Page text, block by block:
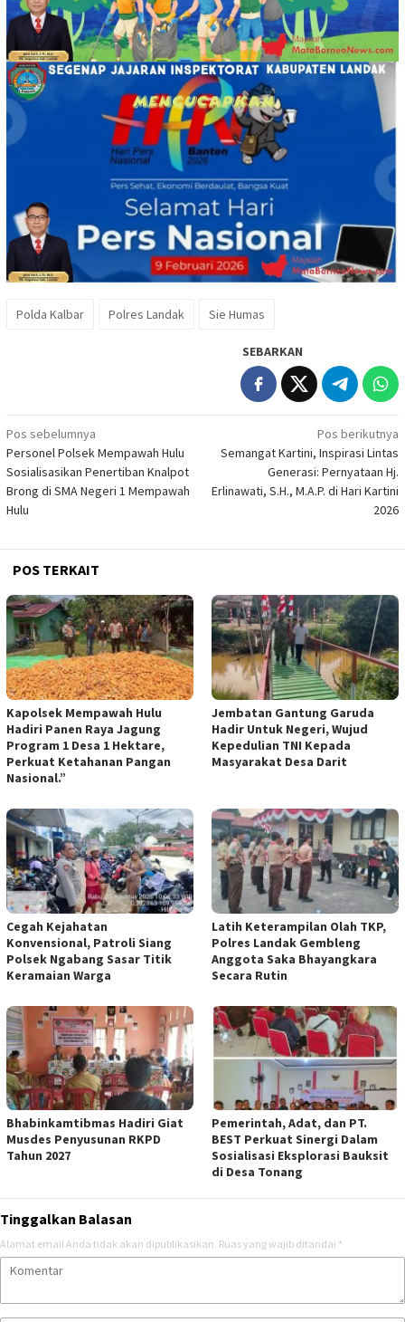
Polda Kalbar Polres Landak Sie Humas
SEBARKAN
Navigasi
pos
Pos sebelumnya
Personel Polsek Mempawah Hulu
Sosialisasikan Penertiban Knalpot
Brong di SMA Negeri 1 Mempawah
Hulu
Pos berikutnya
Semangat Kartini, Inspirasi Lintas
Generasi: Pernyataan Hj.
Erlinawati, S.H., M.A.P. di Hari Kartini
2026
POS TERKAIT
Kapolsek Mempawah Hulu
Hadiri Panen Raya Jagung
Program 1 Desa 1 Hektare,
Perkuat Ketahanan Pangan
Nasional.”
Jembatan Gantung Garuda
Hadir Untuk Negeri, Wujud
Kepedulian TNI Kepada
Masyarakat Desa Darit
Cegah Kejahatan
Konvensional, Patroli Siang
Polsek Ngabang Sasar Titik
Keramaian Warga
Latih Keterampilan Olah TKP,
Polres Landak Gembleng
Anggota Saka Bhayangkara
Secara Rutin
Bhabinkamtibmas Hadiri Giat
Musdes Penyusunan RKPD
Tahun 2027
Pemerintah, Adat, dan PT.
BEST Perkuat Sinergi Dalam
Sosialisasi Eksplorasi Bauksit
di Desa Tonang
Tinggalkan Balasan
Alamat email Anda tidak akan dipublikasikan. Ruas yang wajib ditandai *